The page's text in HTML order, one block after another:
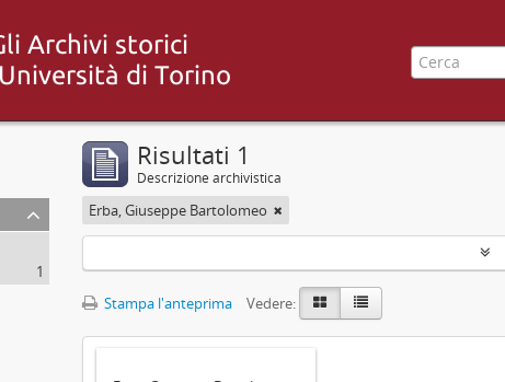
1
Risultati 1
Descrizione archivistica
Erba, Giuseppe Bartolomeo
Stampa l'anteprima Vedere: